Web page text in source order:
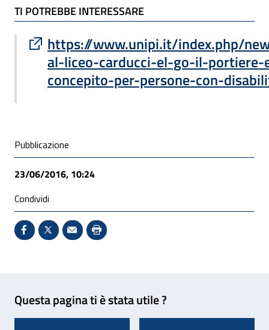
TI POTREBBE INTERESSARE
TI POTREBBE INTERESSARE
https://www.unipi.it/index.php/
al-liceo-carducci-el-go-il-
concepito-per-persone-con-
Sito esterno : apre una nuova finestra
Condivisione social
Pubblicazione
23/06/2016, 10:24
Condividi
Condividi su Facebook - Sito esterno - Apertura in
X - Sito esterno - Apertura in nuova finestra
Invio Mail: apre il programma di posta
Stampa pagina: scelta meno
Questa pagina ti è stata utile ?